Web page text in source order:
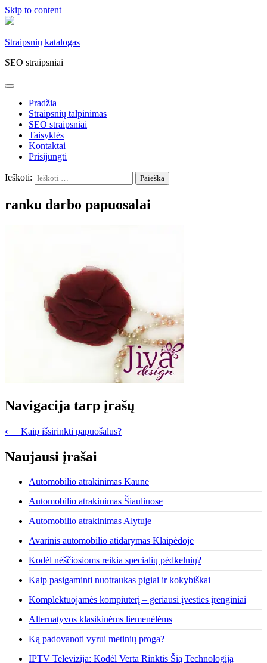
Skip to content
Straipsnių katalogas
SEO straipsniai
Pradžia
Straipsnių talpinimas
SEO straipsniai
Taisyklės
Kontaktai
Prisijungti
Ieškoti:
ranku darbo papuosalai
Navigacija tarp įrašų
⟵ Kaip išsirinkti papuošalus?
Naujausi įrašai
Automobilio atrakinimas Kaune
Automobilio atrakinimas Šiauliuose
Automobilio atrakinimas Alytuje
Avarinis automobilio atidarymas Klaipėdoje
Kodėl nėščiosioms reikia specialių pėdkelnių?
Kaip pasigaminti nuotraukas pigiai ir kokybiškai
Komplektuojamės kompiuterį – geriausi įvesties įrenginiai
Alternatyvos klasikinėms liemenėlėms
Ką padovanoti vyrui metinių proga?
IPTV Televizija: Kodėl Verta Rinktis Šią Technologiją